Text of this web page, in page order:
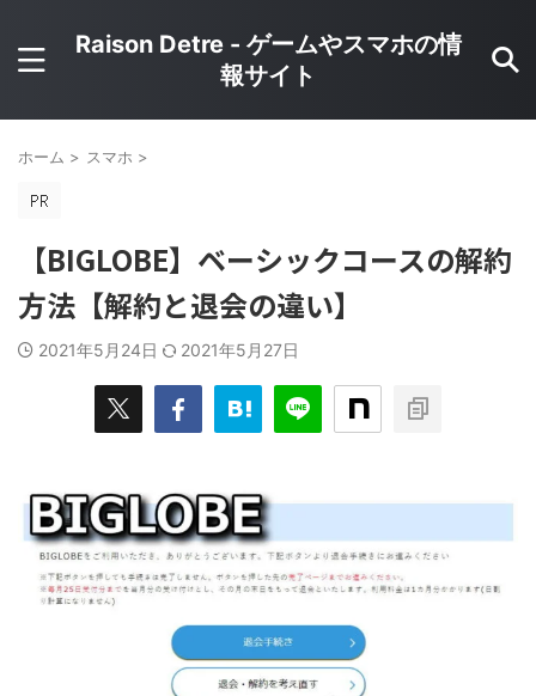
Raison Detre - ゲームやスマホの情
報サイト
ホーム > スマホ >
【BIGLOBE】ベーシックコースの解約
方法【解約と退会の違い】
2021年5月24日 2021年5月27日